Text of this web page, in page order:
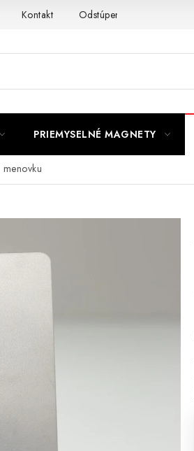
Kontakt Odstúpenie od zmluvy
PRIEMYSELNÉ MAGNETY